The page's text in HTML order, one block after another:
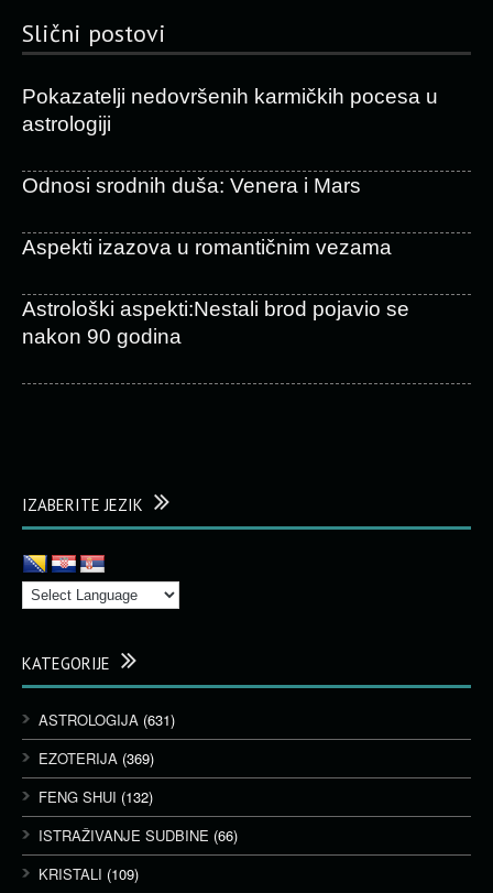
Slični postovi
Pokazatelji nedovršenih karmičkih pocesa u
astrologiji
Odnosi srodnih duša: Venera i Mars
Aspekti izazova u romantičnim vezama
Astrološki aspekti:Nestali brod pojavio se
nakon 90 godina
IZABERITE JEZIK
KATEGORIJE
ASTROLOGIJA (631)
EZOTERIJA (369)
FENG SHUI (132)
ISTRAŽIVANJE SUDBINE (66)
KRISTALI (109)